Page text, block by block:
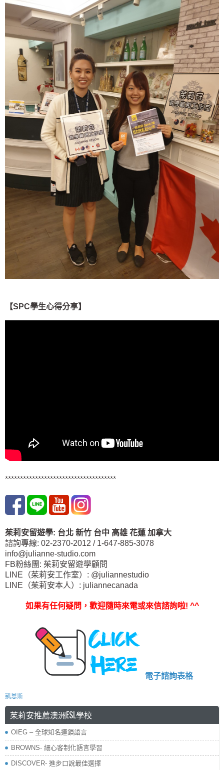
【SPC學生心得分享】
*************************************
茱莉安留遊學: 台北 新竹 台中 高雄 花蓮 加拿大
諮詢專線: 02-2370-2012 / 1-647-885-3078
info@julianne-studio.com
FB粉絲團: 茱莉安留遊學顧問
LINE（茱莉安工作室）: @juliannestudio
LINE（茱莉安本人）: juliannecanada
如果有任何疑問，歡迎隨時來電或來信諮詢啦! ^^
電子諮詢表格
凱恩斯
茱莉安推薦澳洲ESL學校
OIEG – 全球知名連鎖語言
BROWNS- 細心客制化語言學習
DISCOVER- 進步口說最佳選擇